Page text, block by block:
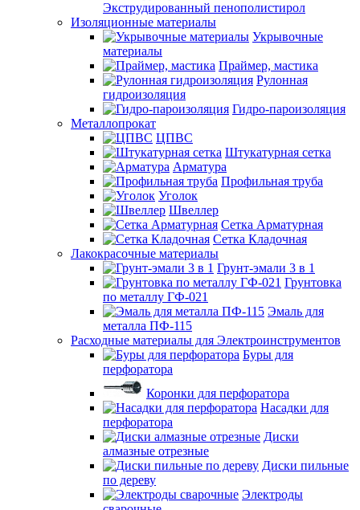
Экструдированный пенополистирол
Изоляционные материалы
Укрывочные
материалы
Праймер, мастика
Рулонная
гидроизоляция
Гидро-пароизоляция
Металлопрокат
ЦПВС
Штукатурная сетка
Арматура
Профильная труба
Уголок
Швеллер
Сетка Арматурная
Сетка Кладочная
Лакокрасочные материалы
Грунт-эмали 3 в 1
Грунтовка
по металлу ГФ-021
Эмаль для
металла ПФ-115
Расходные материалы для Электроинструментов
Буры для
перфоратора
Коронки для перфоратора
Насадки для
перфоратора
Диски
алмазные отрезные
Диски пильные
по дереву
Электроды